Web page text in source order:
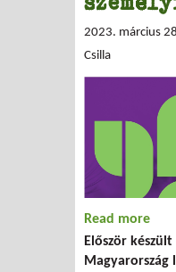
2023. március
Csilla
Read more
Először
Magyarország